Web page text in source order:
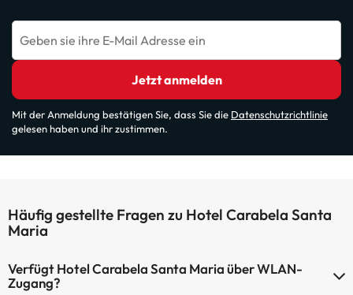
Geben sie ihre E-Mail Adresse ein
Jetzt anmelden
Mit der Anmeldung bestätigen Sie, dass Sie die Datenschutzrichtlinie
gelesen haben und ihr zustimmen.
Häufig gestellte Fragen zu Hotel Carabela Santa
Maria
Verfügt Hotel Carabela Santa Maria über WLAN-
Zugang?